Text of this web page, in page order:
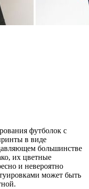
футболок с
в виде
большинстве
их цветные
и невероятно
может быть